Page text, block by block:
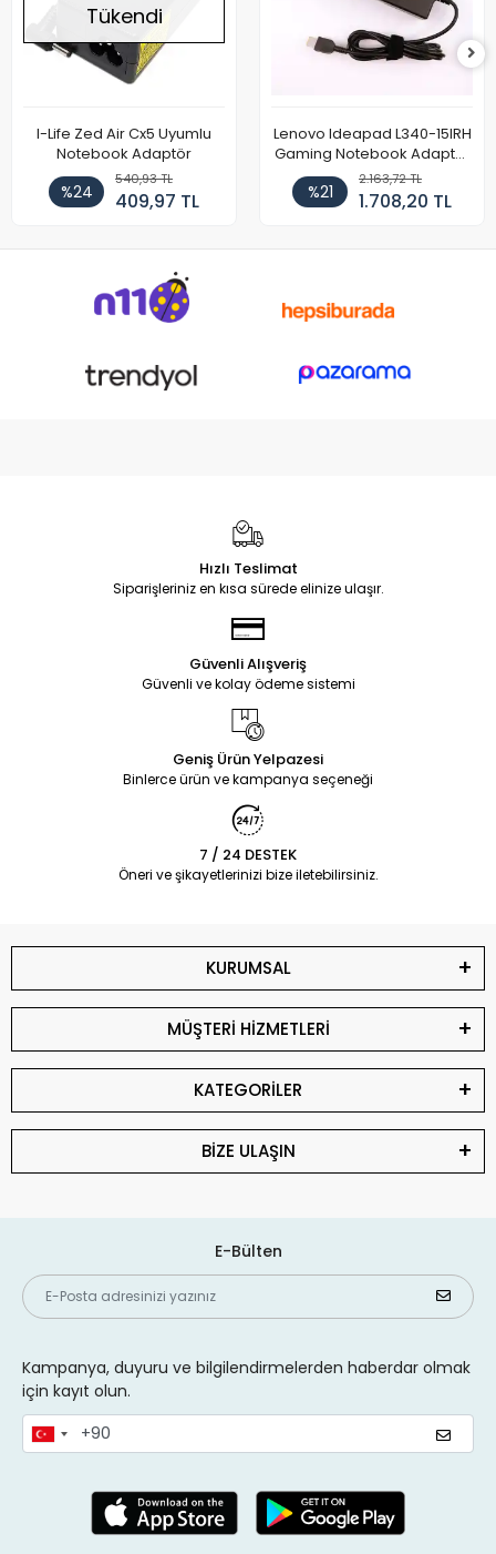
Tükendi
I-Life Zed Air Cx5 Uyumlu
Notebook Adaptör
%24
540,93 TL
409,97 TL
Lenovo Ideapad L340-15IRH
Gaming Notebook Adaptör
Cihazı Şarj Aleti (150W)
%21
2.163,72 TL
1.708,20 TL
Hızlı Teslimat
Siparişleriniz en kısa sürede elinize ulaşır.
Güvenli Alışveriş
Güvenli ve kolay ödeme sistemi
Geniş Ürün Yelpazesi
Binlerce ürün ve kampanya seçeneği
7 / 24 DESTEK
Öneri ve şikayetlerinizi bize iletebilirsiniz.
KURUMSAL
MÜŞTERİ HİZMETLERİ
KATEGORİLER
BİZE ULAŞIN
E-Bülten
Kampanya, duyuru ve bilgilendirmelerden haberdar olmak
için kayıt olun.